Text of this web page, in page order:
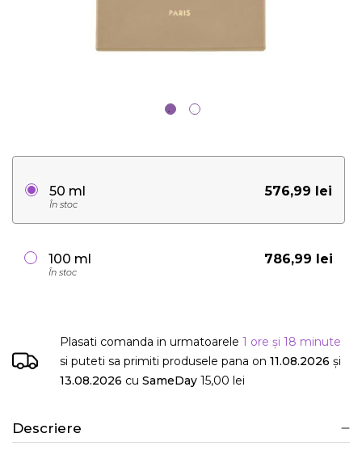
576,99 lei
50 ml
În stoc
786,99 lei
100 ml
În stoc
Plasati comanda in urmatoarele 1 ore și 18 minute
si puteti sa primiti produsele pana on 11.08.2026 și
13.08.2026 cu SameDay 15,00 lei
Descriere